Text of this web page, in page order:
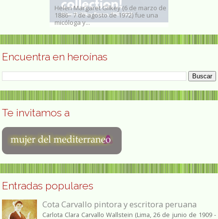
Yanar Mohammed, destacada
defensora iraquí de los derechos de
las mujeres, fue asesinada el 2 de...
Encuentra en heroínas
Te invitamos a
Entradas populares
Cota Carvallo pintora y escritora peruana
Carlota Clara Carvallo Wallstein (Lima, 26 de junio de 1909 -